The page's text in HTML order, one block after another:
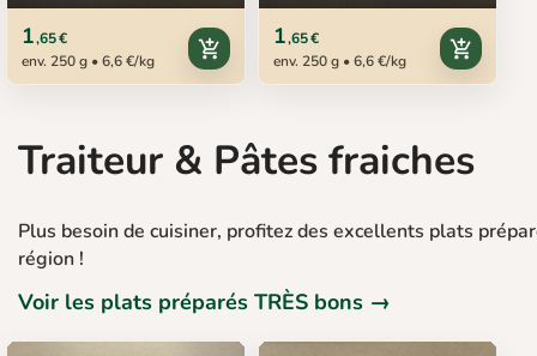
1,65 €
env. 250 g • 6,6 €/kg
add_shopping_cart 1,65 €
env. 250 g • 6,6 €/kg
add_shopping_cart
Traiteur & Pâtes fraiches
Plus besoin de cuisiner, profitez des excellents plats
région !
Voir les plats préparés TRÈS bons →